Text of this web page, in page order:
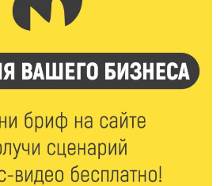
старт новым туристическим
380
отметят День
Спартакиадой
268
школ и колледжей прошли